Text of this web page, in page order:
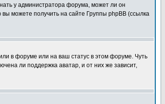
у администратора форума, может ли он
можете получить на сайте Группы phpBB (ссылка
в форуме или на ваш статус в этом форуме. Чуть
ли поддержка аватар, и от них же зависит,